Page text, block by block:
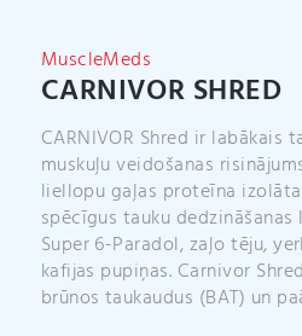
MuscleMeds
CARNIVOR SHRED
CARNIVOR Shred ir labākais
muskuļu veidošanas
liellopu gaļas proteīna
spēcīgus tauku
Super 6-Paradol, zaļo tēju,
kafijas pupiņas. Carnivor
brūnos taukaudus (BAT) un